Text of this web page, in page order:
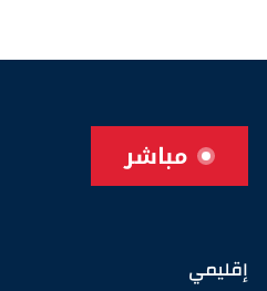
مباشر
إقليمي